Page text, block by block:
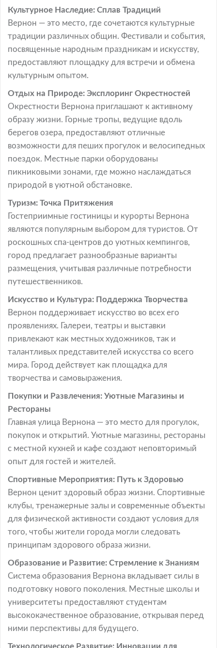
Культурное Наследие: Сплав Традиций
Вернон — это место, где сочетаются культурные
традиции различных общин. Фестивали и события,
посвященные народным праздникам и искусству,
предоставляют площадку для встречи и обмена
культурным опытом.
Отдых на Природе: Эксплоринг Окрестностей
Окрестности Вернона приглашают к активному
образу жизни. Горные тропы, ведущие вдоль
берегов озера, предоставляют отличные
возможности для пеших прогулок и велосипедных
поездок. Местные парки оборудованы
пикниковыми зонами, где можно наслаждаться
природой в уютной обстановке.
Туризм: Точка Притяжения
Гостеприимные гостиницы и курорты Вернона
являются популярным выбором для туристов. От
роскошных спа-центров до уютных кемпингов,
город предлагает разнообразные варианты
размещения, учитывая различные потребности
путешественников.
Искусство и Культура: Поддержка Творчества
Вернон поддерживает искусство во всех его
проявлениях. Галереи, театры и выставки
привлекают как местных художников, так и
талантливых представителей искусства со всего
мира. Город действует как площадка для
творчества и самовыражения.
Покупки и Развлечения: Уютные Магазины и
Рестораны
Главная улица Вернона — это место для прогулок,
покупок и открытий. Уютные магазины, рестораны
с местной кухней и кафе создают неповторимый
опыт для гостей и жителей.
Спортивные Мероприятия: Путь к Здоровью
Вернон ценит здоровый образ жизни. Спортивные
клубы, тренажерные залы и современные объекты
для физической активности создают условия для
того, чтобы жители города могли следовать
принципам здорового образа жизни.
Образование и Развитие: Стремление к Знаниям
Система образования Вернона вкладывает силы в
подготовку нового поколения. Местные школы и
университеты предоставляют студентам
высококачественное образование, открывая перед
ними перспективы для будущего.
Технологическое Развитие: Инновации для